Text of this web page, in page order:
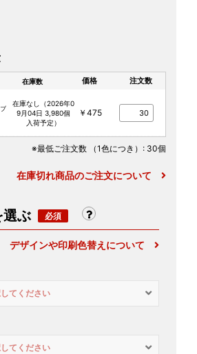
在庫数 価格 注文数
在庫なし（2026年0
9月04日 3,980個
入荷予定）
￥475
※最低ご注文数 （1色につき） : 30個
在庫切れ商品のご注文について
選ぶ
デザインや印刷色替えについて
てください
てください